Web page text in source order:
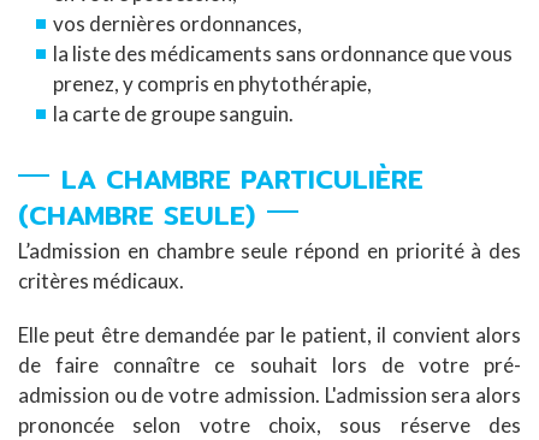
vos dernières ordonnances,
la liste des médicaments sans ordonnance que vous
prenez, y compris en phytothérapie,
la carte de groupe sanguin.
LA CHAMBRE PARTICULIÈRE
(CHAMBRE SEULE)
L’admission en chambre seule répond en priorité à des
critères médicaux.
Elle peut être demandée par le patient, il convient alors
de faire connaître ce souhait lors de votre pré-
admission ou de votre admission. L'admission sera alors
prononcée selon votre choix, sous réserve des